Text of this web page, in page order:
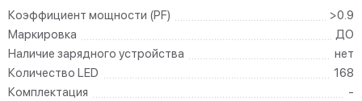
Коэффициент мощности (PF)
>0.9
Маркировка
ДО
Наличие зарядного устройства
нет
Количество LED
168
Комплектация
-